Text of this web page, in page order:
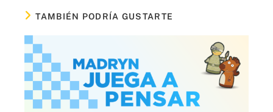
TAMBIÉN PODRÍA GUSTARTE